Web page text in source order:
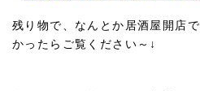
残り物で、なんとか居酒屋開店
かったらご覧ください～↓